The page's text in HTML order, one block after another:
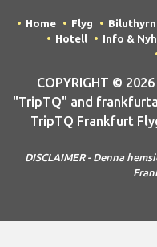
Home Flyg
Hotell
Info &
COPYRIGHT ©
"TripTQ" and
TripTQ Frankfurt
DISCLAIMER - Denna